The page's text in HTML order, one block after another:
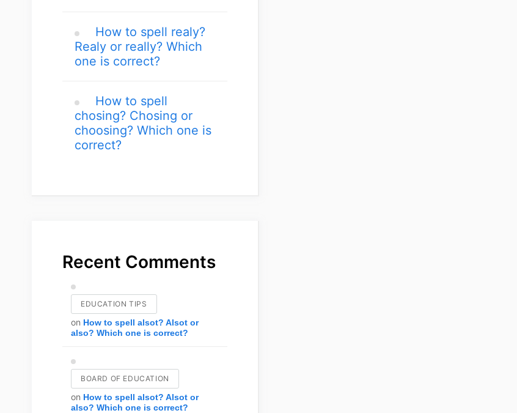
How to spell realy?
Realy or really? Which
one is correct?
How to spell
chosing? Chosing or
choosing? Which one is
correct?
Recent Comments
EDUCATION TIPS
on How to spell alsot? Alsot or
also? Which one is correct?
BOARD OF EDUCATION
on How to spell alsot? Alsot or
also? Which one is correct?